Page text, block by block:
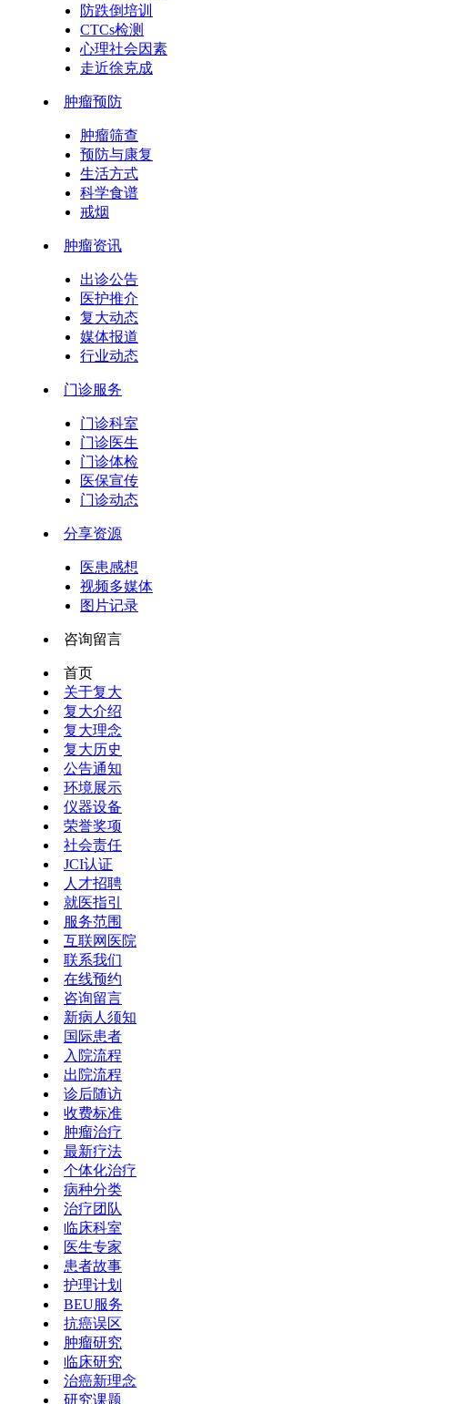
防跌倒培训
CTCs检测
心理社会因素
走近徐克成
肿瘤预防
肿瘤筛查
预防与康复
生活方式
科学食谱
戒烟
肿瘤资讯
出诊公告
医护推介
复大动态
媒体报道
行业动态
门诊服务
门诊科室
门诊医生
门诊体检
医保宣传
门诊动态
分享资源
医患感想
视频多媒体
图片记录
咨询留言
首页
关于复大
复大介绍
复大理念
复大历史
公告通知
环境展示
仪器设备
荣誉奖项
社会责任
JCI认证
人才招聘
就医指引
服务范围
互联网医院
联系我们
在线预约
咨询留言
新病人须知
国际患者
入院流程
出院流程
诊后随访
收费标准
肿瘤治疗
最新疗法
个体化治疗
病种分类
治疗团队
临床科室
医生专家
患者故事
护理计划
BEU服务
抗癌误区
肿瘤研究
临床研究
治癌新理念
研究课题